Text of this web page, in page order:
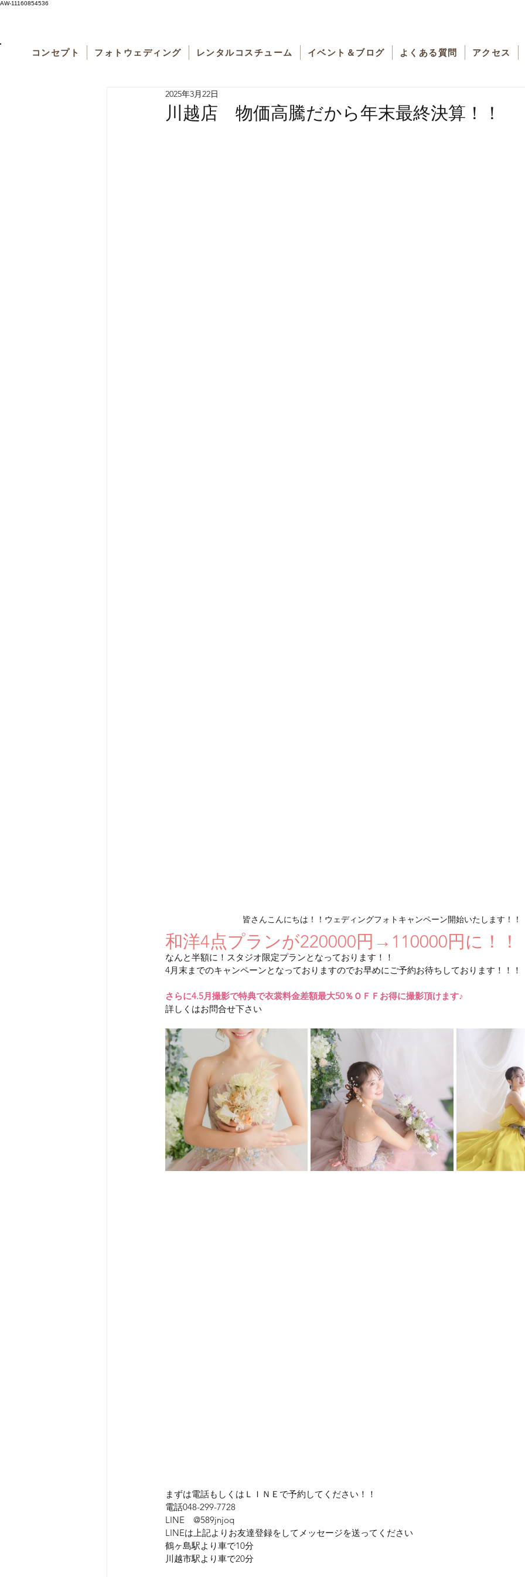
AW-11160854536
コンセプト フォトウェディング レンタルコスチューム イベント＆ブログ よくある質問 アクセス
川越店 物価高騰だから年末最終決算！！
2025年3月22日
皆さんこんにちは！！ウェディングフォトキャンペーン開始いたします！！
和洋4点プランが220000円→110000円に！！
なんと半額に！スタジオ限定プランとなっております！！
4月末までのキャンペーンとなっておりますのでお早めにご予約お待ちしております！！！
さらに4.5月撮影で特典で衣裳料金差額最大50％ＯＦＦお得に撮影頂けます♪
詳しくはお問合せ下さい
まずは電話もしくはＬＩＮＥで予約してください！！
電話048-299-7728
LINE　@589jnjoq
LINEは上記よりお友達登録をしてメッセージを送ってください
鶴ヶ島駅より車で10分
川越市駅より車で20分